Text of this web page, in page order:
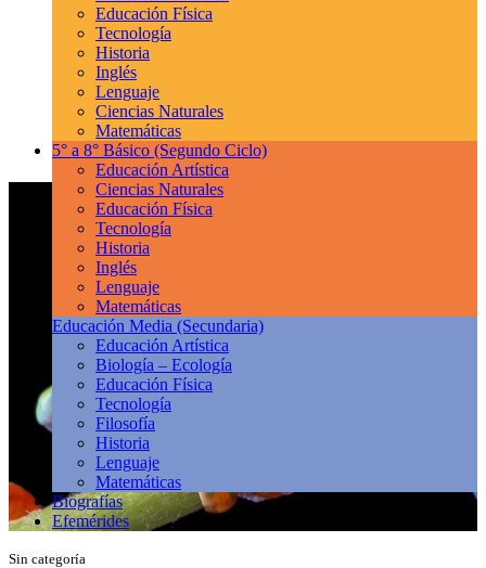
Educación Física
Tecnología
Historia
Inglés
Lenguaje
Ciencias Naturales
Matemáticas
5° a 8° Básico (Segundo Ciclo)
Educación Artística
Ciencias Naturales
Educación Física
Tecnología
Historia
Inglés
Lenguaje
Matemáticas
Educación Media (Secundaria)
Educación Artística
Biología – Ecología
Educación Física
Tecnología
Filosofía
Historia
Lenguaje
Matemáticas
Biografías
Efemérides
Sin categoría